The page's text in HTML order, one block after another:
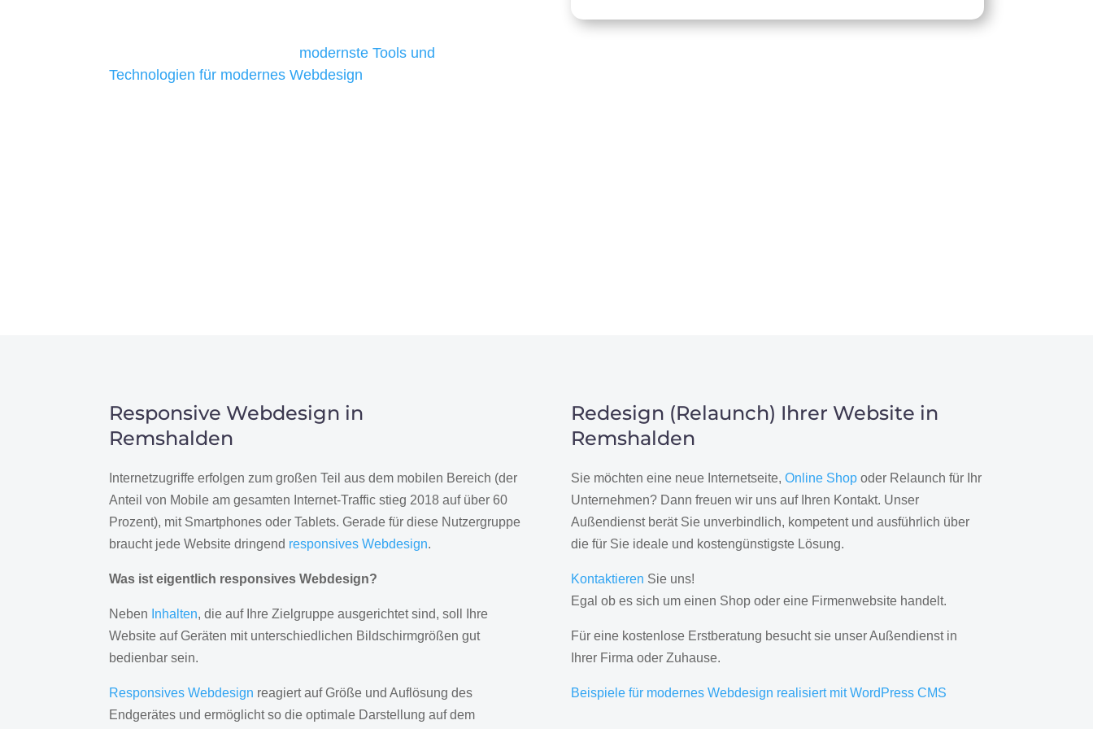
modernste Tools und
Technologien für modernes Webdesign
Responsive Webdesign in
Remshalden
Internetzugriffe erfolgen zum großen Teil aus dem mobilen Bereich (der
Anteil von Mobile am gesamten Internet-Traffic stieg 2018 auf über 60
Prozent), mit Smartphones oder Tablets. Gerade für diese Nutzergruppe
braucht jede Website dringend responsives Webdesign.
Was ist eigentlich responsives Webdesign?
Neben Inhalten, die auf Ihre Zielgruppe ausgerichtet sind, soll Ihre
Website auf Geräten mit unterschiedlichen Bildschirmgrößen gut
bedienbar sein.
Responsives Webdesign reagiert auf Größe und Auflösung des
Endgerätes und ermöglicht so die optimale Darstellung auf dem
Redesign (Relaunch) Ihrer Website in
Remshalden
Sie möchten eine neue Internetseite, Online Shopoder Relaunch für Ihr
Unternehmen? Dann freuen wir uns auf Ihren Kontakt. Unser
Außendienst berät Sie unverbindlich, kompetent und ausführlich über
die für Sie ideale und kostengünstigste Lösung.
Kontaktieren Sie uns!
Egal ob es sich um einen Shop oder eine Firmenwebsite handelt.
Für eine kostenlose Erstberatung besucht sie unser Außendienst in
Ihrer Firma oder Zuhause.
Beispiele für modernes Webdesign realisiert mit WordPress CMS